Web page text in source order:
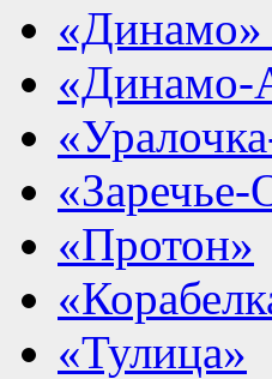
«Динамо-
«Протон»
«Тулица»